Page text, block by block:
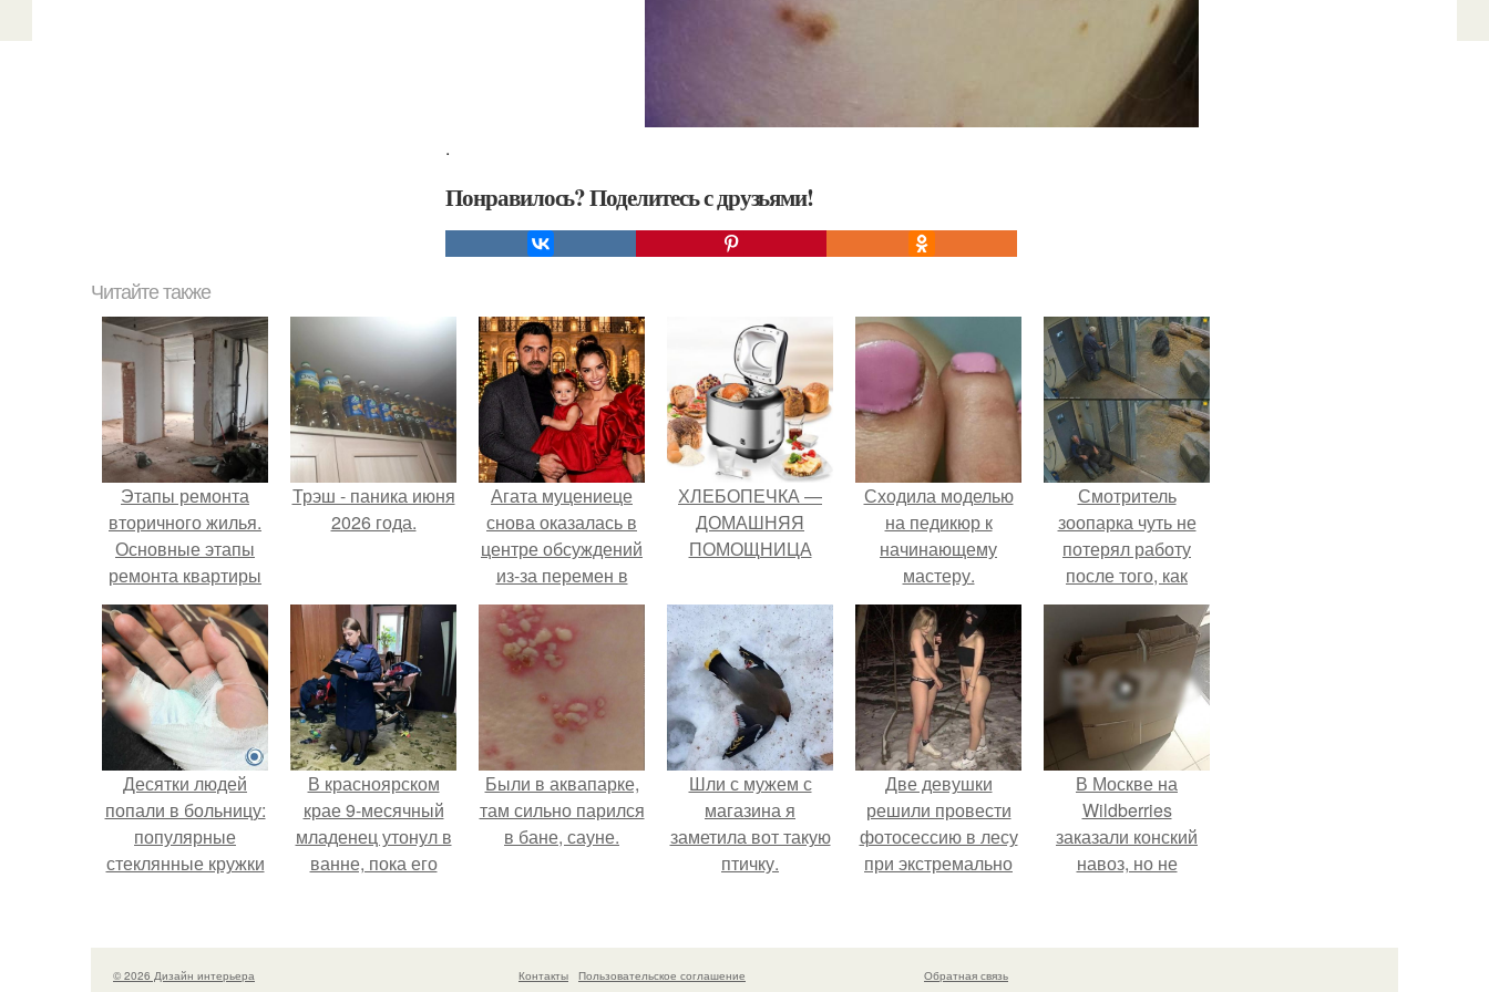
.
Понравилось? Поделитесь с друзьями!
Читайте также
Этапы ремонта
вторичного жилья.
Основные этапы
ремонта квартиры
вторички
Трэш - паника июня
2026 года.
Агата муцениеце
снова оказалась в
центре обсуждений
из-за перемен в
личной жизни.
ХЛЕБОПЕЧКА —
ДОМАШНЯЯ
ПОМОЩНИЦА
Сходила моделью
на педикюр к
начинающему
мастеру.
Смотритель
зоопарка чуть не
потерял работу
после того, как
камеры заметили,
как он ночью
пробирается в
вольер к горилле.
Десятки людей
попали в больницу:
популярные
стеклянные кружки
взрываются при
мытье.
В красноярском
крае 9-месячный
младенец утонул в
ванне, пока его
на кухне.
Были в аквапарке,
там сильно парился
в бане, сауне.
Шли с мужем с
магазина я
заметила вот такую
птичку.
Две девушки
решили провести
фотосессию в лесу
при экстремально
достигавших - 35
градусов.
В Москве на
Wildberries
заказали конский
навоз, но не
© 2026 Дизайн интерьера Контакты Пользовательское соглашение Обратная связь